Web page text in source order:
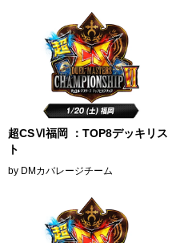
超CSⅥ福岡 ：TOP8デッキリス
ト
by DMカバレージチーム